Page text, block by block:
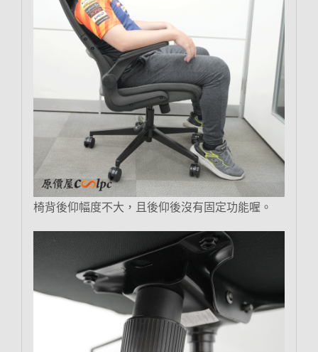
椅背後仰幅度不大，且後仰後沒有固定功能喔。